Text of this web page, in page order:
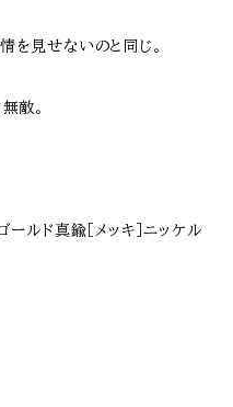
を見せないのと同じ。
敵。
ルド真鍮［メッキ］ニッケル